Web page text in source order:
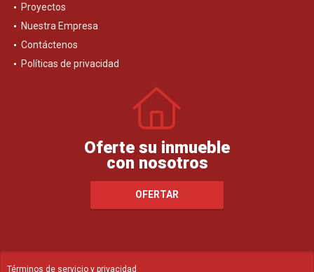
Proyectos
Nuestra Empresa
Contáctenos
Políticas de privacidad
Oferte su inmueble
con nosotros
OFERTAR
Términos de servicio y privacidad